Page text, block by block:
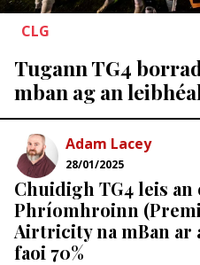
CLG
Tugann TG4
mban ag an
Adam Lacey
28/01/2025
Chuidigh TG4 leis an
Phríomhroinn
Airtricity na mBan ar
faoi 70%